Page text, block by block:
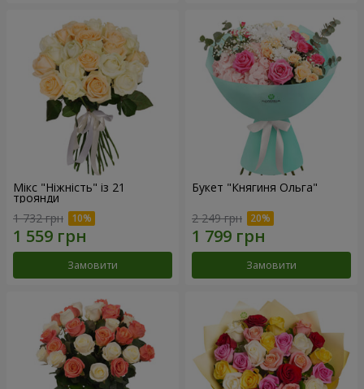
Мікс "Ніжність" із 21
троянди
1 732 грн
Замовити
Букет "Княгиня Ольга"
2 249 грн
Замовити